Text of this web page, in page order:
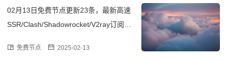
02月13日免费节点更新23条，最新高速
SSR/Clash/Shadowrocket/V2ray订阅链
免费节点 2025-02-13